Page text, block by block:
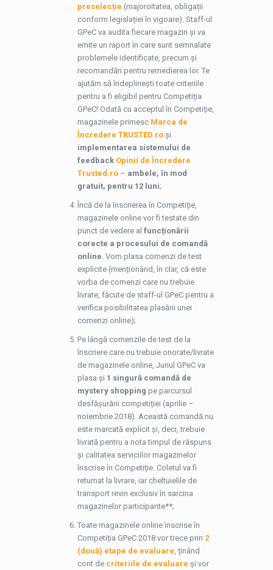
preselecție (majoroitatea, obligații
conform legislației în vigoare). Staff-ul
GPeC va audita fiecare magazin și va
emite un raport în care sunt semnalate
problemele identificate, precum și
recomandări pentru remedierea lor. Te
ajutăm să îndeplinești toate criteriile
pentru a fi eligibil pentru Competiția
GPeC! Odată cu acceptul în Competiție,
magazinele primesc Marca de
Încredere TRUSTED.ro și
implementarea sistemului de
feedback Opinii de Încredere
Trusted.ro– ambele, în mod
gratuit, pentru 12 luni;
Încă de la înscrierea în Competiție,
magazinele online vor fi testate din
punct de vedere al funcționării
corecte a procesului de comandă
online. Vom plasa comenzi de test
explicite (menționând, în clar, că este
vorba de comenzi care nu trebuie
livrate, făcute de staff-ul GPeC pentru a
verifica posibilitatea plasării unei
comenzi online);
Pe lângă comenzile de test de la
înscriere care nu trebuie onorate/livrate
de magazinele online, Juriul GPeC va
plasa și 1 singură comandă de
mystery shopping pe parcursul
desfășurării competiției (aprilie –
noiembrie 2018). Această comandă nu
este marcată explicit și, deci, trebuie
livrată pentru a nota timpul de răspuns
și calitatea serviciilor magazinelor
înscrise în Competiție. Coletul va fi
returnat la livrare, iar cheltuielile de
transport revin exclusiv în sarcina
magazinelor participante**;
Toate magazinele online înscrise în
Competiția GPeC 2018 vor trece prin 2
(două) etape de evaluare, ținând
cont de criteriile de evaluare și vor